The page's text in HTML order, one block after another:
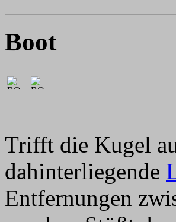
Boot
Trifft die Kugel
dahinterliegende
Entfernungen